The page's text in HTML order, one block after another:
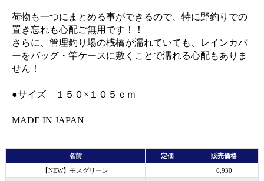
荷物も一つにまとめる事ができるので、特に野釣りでの
置き忘れも心配ご無用です！！
さらに、管理釣り場の桟橋が濡れていても、レインカバ
ーをバッグ・竿ケースに敷くことで濡れる心配もありま
せん！
●サイズ １５０×１０５ｃｍ
MADE IN JAPAN
名前 定価 販売価格
【NEW】モスグリーン 6,930